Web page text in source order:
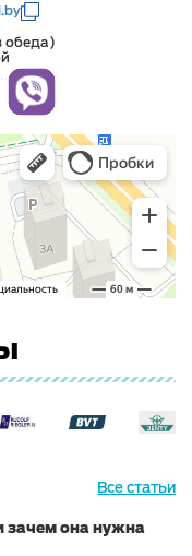
обеда)
Все статьи
зачем она нужна